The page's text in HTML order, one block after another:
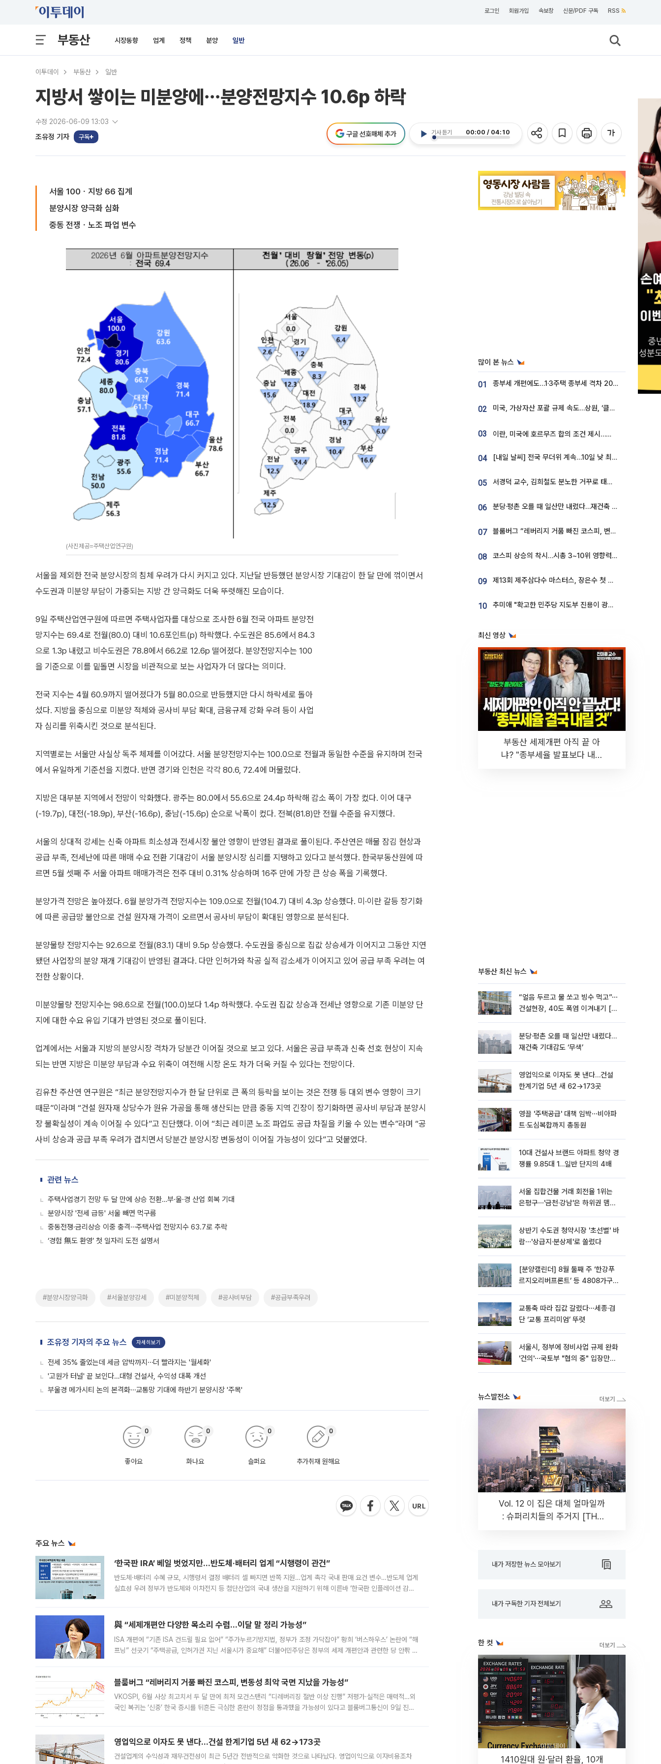
로그인 회원가입 속보창 신문/PDF 구독 RSS
부동산 시장동향 업계 정책 분양 일반
이투데이 부동산 일반
지방서 쌓이는 미분양에⋯분양전망지수 10.6p 하락
수정 2026-06-09 13:03
조유정 기자 구독
기사 듣기 00:00 / 04:10
구글 선호매체 추가
서울 100ㆍ지방 66 집계
분양시장 양극화 심화
중동 전쟁ㆍ노조 파업 변수
(사진제공=주택산업연구원)
서울을 제외한 전국 분양시장의 침체 우려가 다시 커지고 있다. 지난달 반등했던 분양시장 기대감이 한 달 만에 꺾이면서
수도권과 미분양 부담이 가중되는 지방 간 양극화도 더욱 뚜렷해진 모습이다.
9일 주택산업연구원에 따르면 주택사업자를 대상으로 조사한 6월 전국 아파트 분양전
망지수는 69.4로 전월(80.0) 대비 10.6포인트(p) 하락했다. 수도권은 85.6에서 84.3
으로 1.3p 내렸고 비수도권은 78.8에서 66.2로 12.6p 떨어졌다. 분양전망지수는 100
을 기준으로 이를 밑돌면 시장을 비관적으로 보는 사업자가 더 많다는 의미다.
전국 지수는 4월 60.9까지 떨어졌다가 5월 80.0으로 반등했지만 다시 하락세로 돌아
섰다. 지방을 중심으로 미분양 적체와 공사비 부담 확대, 금융규제 강화 우려 등이 사업
자 심리를 위축시킨 것으로 분석된다.
지역별로는 서울만 사실상 독주 체제를 이어갔다. 서울 분양전망지수는 100.0으로 전월과 동일한 수준을 유지하며 전국
에서 유일하게 기준선을 지켰다. 반면 경기와 인천은 각각 80.6, 72.4에 머물렀다.
지방은 대부분 지역에서 전망이 악화했다. 광주는 80.0에서 55.6으로 24.4p 하락해 감소 폭이 가장 컸다. 이어 대구
(-19.7p), 대전(-18.9p), 부산(-16.6p), 충남(-15.6p) 순으로 낙폭이 컸다. 전북(81.8)만 전월 수준을 유지했다.
서울의 상대적 강세는 신축 아파트 희소성과 전세시장 불안 영향이 반영된 결과로 풀이된다. 주산연은 매물 잠김 현상과
공급 부족, 전세난에 따른 매매 수요 전환 기대감이 서울 분양시장 심리를 지탱하고 있다고 분석했다. 한국부동산원에 따
르면 5월 셋째 주 서울 아파트 매매가격은 전주 대비 0.31% 상승하며 16주 만에 가장 큰 상승 폭을 기록했다.
분양가격 전망은 높아졌다. 6월 분양가격 전망지수는 109.0으로 전월(104.7) 대비 4.3p 상승했다. 미·이란 갈등 장기화
에 따른 공급망 불안으로 건설 원자재 가격이 오르면서 공사비 부담이 확대된 영향으로 분석된다.
분양물량 전망지수는 92.6으로 전월(83.1) 대비 9.5p 상승했다. 수도권을 중심으로 집값 상승세가 이어지고 그동안 지연
됐던 사업장의 분양 재개 기대감이 반영된 결과다. 다만 인허가와 착공 실적 감소세가 이어지고 있어 공급 부족 우려는 여
전한 상황이다.
미분양물량 전망지수는 98.6으로 전월(100.0)보다 1.4p 하락했다. 수도권 집값 상승과 전세난 영향으로 기존 미분양 단
지에 대한 수요 유입 기대가 반영된 것으로 풀이된다.
업계에서는 서울과 지방의 분양시장 격차가 당분간 이어질 것으로 보고 있다. 서울은 공급 부족과 신축 선호 현상이 지속
되는 반면 지방은 미분양 부담과 수요 위축이 여전해 시장 온도 차가 더욱 커질 수 있다는 전망이다.
김유찬 주산연 연구원은 “최근 분양전망지수가 한 달 단위로 큰 폭의 등락을 보이는 것은 전쟁 등 대외 변수 영향이 크기
때문”이라며 “건설 원자재 상당수가 원유 가공을 통해 생산되는 만큼 중동 지역 긴장이 장기화하면 공사비 부담과 분양시
장 불확실성이 계속 이어질 수 있다”고 진단했다. 이어 “최근 레미콘 노조 파업도 공급 차질을 키울 수 있는 변수”라며 “공
사비 상승과 공급 부족 우려가 겹치면서 당분간 분양시장 변동성이 이어질 가능성이 있다”고 덧붙였다.
관련 뉴스
주택사업경기 전망 두 달 만에 상승 전환…부·울·경 산업 회복 기대
분양시장 '전세 급등' 서울 빼면 먹구름
중동전쟁·금리상승 이중 충격⋯주택사업 전망지수 63.7로 추락
‘경험 無도 환영’ 첫 일자리 도전 설명서
#분양시장양극화 #서울분양강세 #미분양적체 #공사비부담 #공급부족우려
조유정 기자의 주요 뉴스 자세히보기
전세 35% 줄었는데 세금 압박까지⋯더 빨라지는 '월세화'
'고원가 터널' 끝 보인다…대형 건설사, 수익성 대폭 개선
부울경 메가시티 논의 본격화⋯교통망 기대에 하반기 분양시장 '주목'
좋아요
0
화나요
0
슬퍼요
0
추가취재 원해요
0
주요 뉴스
‘한국판 IRA’ 베일 벗었지만…반도체·배터리 업계 “시행령이 관건”
반도체·배터리 수혜 규모, 시행령서 결정 배터리 셀 빠지면 반쪽 지원…업계 촉각 국내 판매 요건 변수…반도체 업계
실효성 우려 정부가 반도체와 이차전지 등 첨단산업의 국내 생산을 지원하기 위해 이른바 ‘한국판 인플레이션 감축
與 “세제개편안 다양한 목소리 수렴…이달 말 정리 가능성”
ISA 개편에 “기존 ISA 건드릴 필요 없어” “주가누르기방지법, 정부가 조정 가닥잡아” 황희 ‘버스하우스’ 논란에 “해
프닝” 선긋기 “주택공급, 인허가권 지닌 서울시가 중요해” 더불어민주당은 정부의 세제 개편안과 관련한 당 안팎 의
블룸버그 “레버리지 거품 빠진 코스피, 변동성 최악 국면 지났을 가능성”
VKOSPI, 6월 사상 최고치서 두 달 만에 최저 모건스탠리 “디레버리징 절반 이상 진행” 저평가·실적은 매력적…외
국인 복귀는 ‘신중’ 한국 증시를 뒤흔든 극심한 혼란이 정점을 통과했을 가능성이 있다고 블룸버그통신이 9일 진단
영업익으로 이자도 못 낸다…건설 한계기업 5년 새 62→173곳
건설업계의 수익성과 재무건전성이 최근 5년간 전반적으로 악화한 것으로 나타났다. 영업이익으로 이자비용조차
많이 본 뉴스
01 종부세 개편에도…1·3주택 종부세 격차 2028년부터 확대
02 미국, 가상자산 포괄 규제 속도…상원, ‘클래리티법’ 9월 절차투표 추진
03 이란, 미국에 호르무즈 합의 조건 제시…美 “경기 아직 안 끝나” [종합]
04 [내일 날씨] 전국 무더위 계속…10일 낮 최고 34도 육박
05 서경덕 교수, 김희철도 분노한 거꾸로 태극기⋯"엉터리는 아냐, 아쉬울 뿐"
06 분당·평촌 오를 때 일산만 내렸다…재건축 기대감도 ‘무색’
07 블룸버그 “레버리지 거품 빠진 코스피, 변동성 최악 국면 지났을 가능성”
08 코스피 상승의 착시…시총 3~10위 영향력은 후퇴
09 제13회 제주삼다수 마스터스, 장은수 첫 우승하며 성료
10 추미애 "확고한 민주당 지도부 진용이 광주 호남 정신"
최신 영상
부동산 세제개편 아직 끝 아
냐? "종부세율 발표보다 내릴
부동산 최신 뉴스
“얼음 두르고 물 쏘고 빙수 먹고”⋯
건설현장, 40도 폭염 이겨내기 [르
분당·평촌 오를 때 일산만 내렸다…
재건축 기대감도 ‘무색’
영업익으로 이자도 못 낸다…건설
한계기업 5년 새 62→173곳
영끌 '주택공급' 대책 임박⋯비아파
트·도심복합까지 총동원
10대 건설사 브랜드 아파트 청약 경
쟁률 9.85대 1…일반 단지의 4배
서울 집합건물 거래 회전율 1위는
은평구⋯'금천·강남'은 하위권 맴돌
상반기 수도권 청약시장 '초선별' 바
람⋯'상급지·분상제'로 쏠렸다
[분양캘린더] 8월 둘째 주 ‘한강푸
르지오리버프론트’ 등 4808가구
교통축 따라 집값 갈렸다⋯세종·검
단 ‘교통 프리미엄’ 뚜렷
서울시, 정부에 정비사업 규제 완화
'건의'⋯국토부 "협의 중" 입장만
뉴스발전소
Vol. 12 이 집은 대체 얼마일까
: 슈퍼리치들의 주거지 [THE
내가 저장한 뉴스 모아보기
내가 구독한 기자 전체보기
한 컷
1410원대 원·달러 환율, 10개